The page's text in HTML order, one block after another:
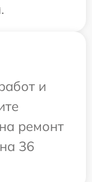
и
ремонт
36